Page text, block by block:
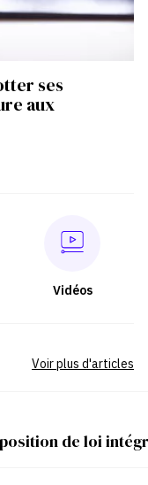
ses
aux
Vidéos
de loi
Voir plus d'articles